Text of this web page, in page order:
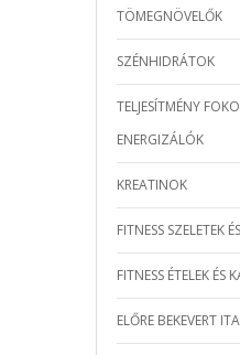
TÖMEGNÖVELŐK
SZÉNHIDRÁTOK
TELJESÍTMÉNY
ENERGIZÁLÓK
KREATINOK
FITNESS SZELETEK
FITNESS ÉTELEK ÉS
ELŐRE BEKEVERT